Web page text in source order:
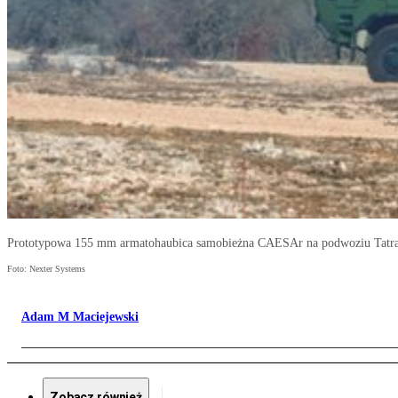
Prototypowa 155 mm armatohaubica samobieżna CAESAr na podwoziu
Foto: Nexter Systems
Adam M Maciejewski